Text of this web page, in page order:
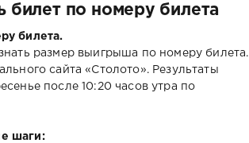
билет по номеру билета
билета.
размер выигрыша по номеру билета.
сайта «Столото». Результаты
после 10:20 часов утра по
шаги: